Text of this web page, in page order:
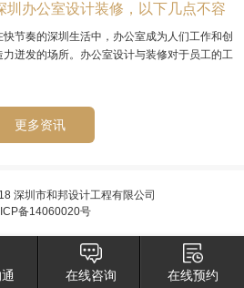
圳办公室设计装修，以下几点不容
视的
快节奏的深圳生活中，办公室成为人们工作和创
力迸发的场所。办公室设计与装修对于员工的工
更多资讯
深圳市和邦设计工程有限公司
备14060020号
在线咨询 在线预约